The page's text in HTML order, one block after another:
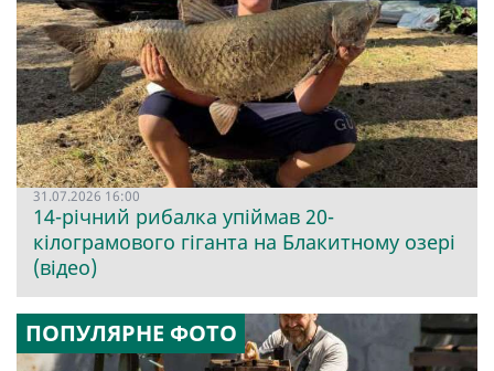
31.07.2026 16:00
14-річний рибалка упіймав 20-
кілограмового гіганта на Блакитному озері
(відео)
ПОПУЛЯРНЕ ФОТО